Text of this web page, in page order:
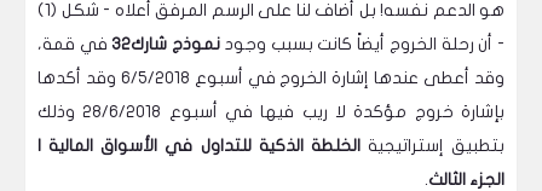
هو الدعم نفسه! بل أضاف لنا على الرسم المرفق أعلاه - شكل (1)
- أن رحلة الخروج أيضاً كانت بسبب وجود نموذج شارك32
في قمة،
وقد أعطى عندها إشارة الخروج في أسبوع 6/5/2018 وقد أكدها
بإشارة خروج مؤكدة لا ريب فيها في أسبوع 28/6/2018 وذلك
بتطبيق إستراتيجية الخلطة الذكية للتداول في الأسواق المالية |
الجزء الثالث.